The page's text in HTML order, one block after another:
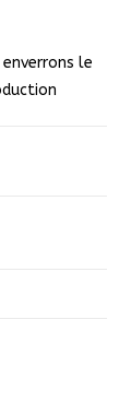
le